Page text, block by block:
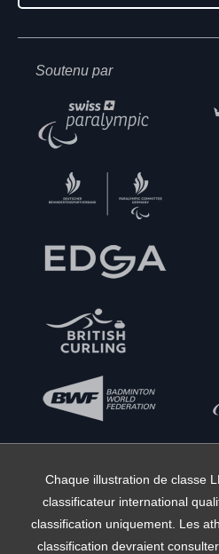
Soutenu par
Chaque illustration de classe
classificateur international
classification uniquement. Les
classification devraient